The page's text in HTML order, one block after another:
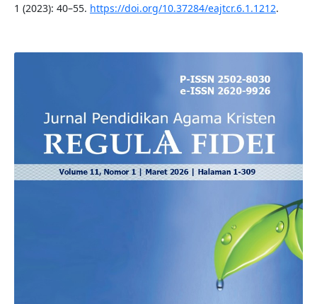
1 (2023): 40–55. https://doi.org/10.37284/eajtcr.6.1.1212.